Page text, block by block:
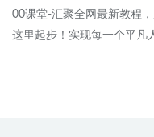
00课堂-汇聚全网最新教程
这里起步！实现每一个平凡